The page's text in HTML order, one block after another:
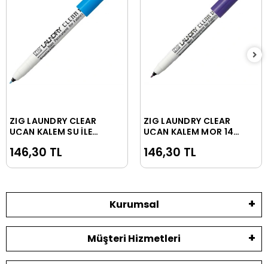
Sepete Ekle
ZIG LAUNDRY CLEAR
UÇAN KALEM SU İLE
146,30 TL
Sepete Ekle
ZIG LAUNDRY CLEAR
UÇAN KALEM MOR 14
146,30 TL
Kurumsal
Müşteri Hizmetleri